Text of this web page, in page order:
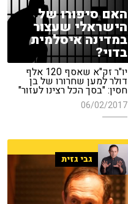
האם סיפורו של
הישראלי שעצור
במדינה איסלמית
בדוי?
יו"ר זק"א שאסף 120 אלף
דולר למען שחרורו של בן
חסין: "בסך הכל רצינו לעזור"
06/02/2017
גבי גזית